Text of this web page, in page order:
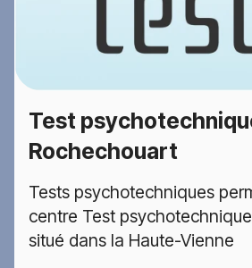
Test
Rochechouart
Tests psychotechniques
centre Test
situé dans la Haute-Vienne